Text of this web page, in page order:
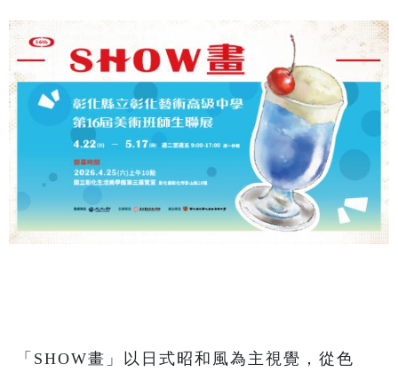
「SHOW畫」以日式昭和風為主視覺，從色